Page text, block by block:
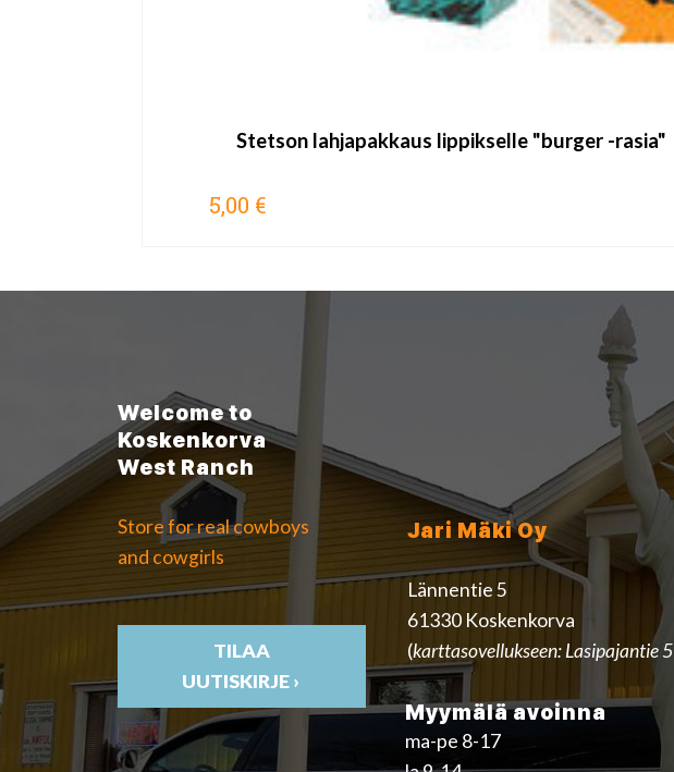
Stetson lahjapakkaus lippikselle "burger -rasia"
5,00 €
Welcome to
Koskenkorva
West Ranch
Store for real cowboys
and cowgirls
TILAA
UUTISKIRJE ›
Jari Mäki Oy
Lännentie 5
61330 Koskenkorva
(karttasovellukseen: Lasipajantie 5
Myymälä avoinna
ma-pe 8-17